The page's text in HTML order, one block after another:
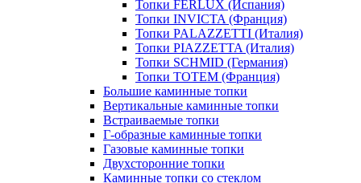
Топки FERLUX (Испания)
Топки INVICTA (Франция)
Топки PALAZZETTI (Италия)
Топки PIAZZETTA (Италия)
Топки SCHMID (Германия)
Топки TOTEM (Франция)
Большие каминные топки
Вертикальные каминные топки
Встраиваемые топки
Г-образные каминные топки
Газовые каминные топки
Двухсторонние топки
Каминные топки со стеклом